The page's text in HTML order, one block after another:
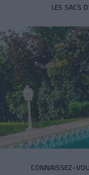
LES SACS
CONNAISSEZ-